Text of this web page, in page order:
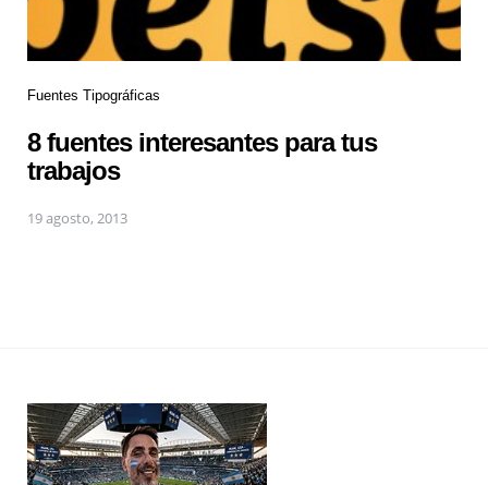
Fuentes Tipográficas
8 fuentes interesantes para tus
trabajos
19 agosto, 2013